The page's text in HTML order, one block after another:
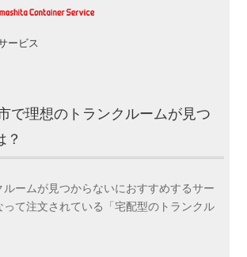
ービス
で理想のトランクルームが見つ
？
ルームが見つからないにおすすめするサー
って注文されている「宅配型のトランクル